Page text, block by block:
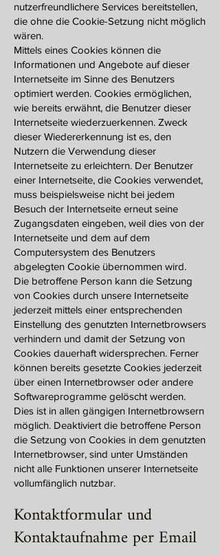
nutzerfreundlichere Services bereitstellen,
die ohne die Cookie-Setzung nicht möglich
wären.
Mittels eines Cookies können die
Informationen und Angebote auf dieser
Internetseite im Sinne des Benutzers
optimiert werden. Cookies ermöglichen,
wie bereits erwähnt, die Benutzer dieser
Internetseite wiederzuerkennen. Zweck
dieser Wiedererkennung ist es, den
Nutzern die Verwendung dieser
Internetseite zu erleichtern. Der Benutzer
einer Internetseite, die Cookies verwendet,
muss beispielsweise nicht bei jedem
Besuch der Internetseite erneut seine
Zugangsdaten eingeben, weil dies von der
Internetseite und dem auf dem
Computersystem des Benutzers
abgelegten Cookie übernommen wird.
Die betroffene Person kann die Setzung
von Cookies durch unsere Internetseite
jederzeit mittels einer entsprechenden
Einstellung des genutzten Internetbrowsers
verhindern und damit der Setzung von
Cookies dauerhaft widersprechen. Ferner
können bereits gesetzte Cookies jederzeit
über einen Internetbrowser oder andere
Softwareprogramme gelöscht werden.
Dies ist in allen gängigen Internetbrowsern
möglich. Deaktiviert die betroffene Person
die Setzung von Cookies in dem genutzten
Internetbrowser, sind unter Umständen
nicht alle Funktionen unserer Internetseite
vollumfänglich nutzbar.
Kontaktformular und
Kontaktaufnahme per Email